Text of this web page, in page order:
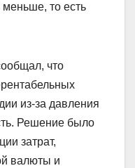
то есть
что
из-за давления
Решение было
затрат,
валюты и